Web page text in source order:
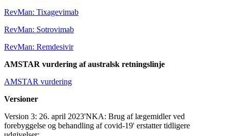
RevMan: Tixagevimab
RevMan: Sotrovimab
RevMan: Remdesivir
AMSTAR vurdering afaustralsk retningslinje
AMSTAR vurdering
Versioner
Version 3: 26. april 2023'NKA: Brug af lægemidler ved
forebyggelse og behandling af covid-19' erstatter tidligere